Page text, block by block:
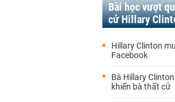
Bài học vượt
cử Hillary
Hillary Clinton
Facebook
Bà Hillary
khiến bà thất cử